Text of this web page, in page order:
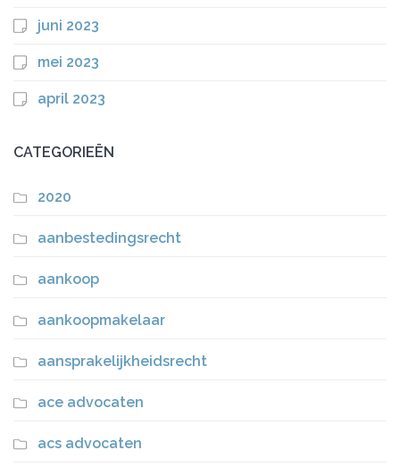
juni 2023
mei 2023
april 2023
CATEGORIEËN
2020
aanbestedingsrecht
aankoop
aankoopmakelaar
aansprakelijkheidsrecht
ace advocaten
acs advocaten